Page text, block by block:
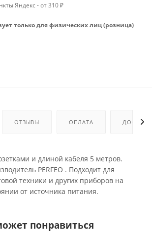
Яндекс - от 310 ₽
только для физических лиц (розница)
ОТЗЫВЫ ОПЛАТА
и длиной кабеля 5 метров.
PERFEO . Подходит для
техники и других приборов на
от источника питания.
понравиться